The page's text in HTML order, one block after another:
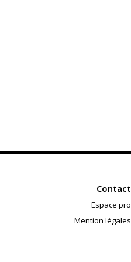
Contact
Espace pro
Mention légales